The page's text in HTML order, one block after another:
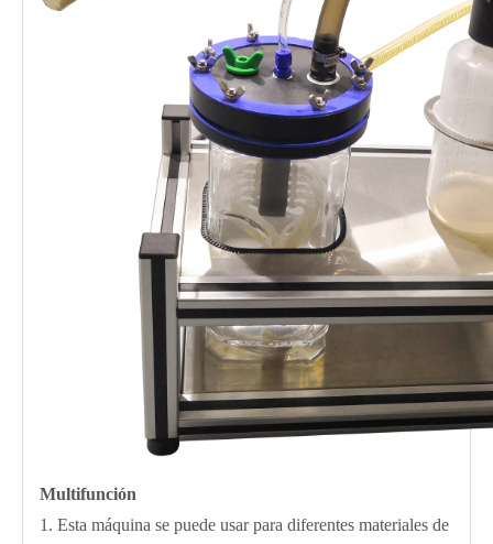
Multifunción
1. Esta máquina se puede usar para diferentes materiales de